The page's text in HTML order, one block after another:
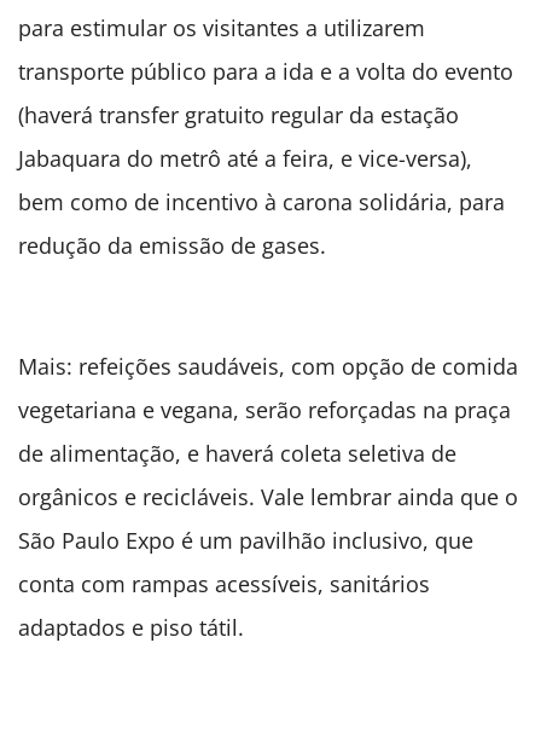
para estimular os visitantes a utilizarem
transporte público para a ida e a volta do evento
(haverá transfer gratuito regular da estação
Jabaquara do metrô até a feira, e vice-versa),
bem como de incentivo à carona solidária, para
redução da emissão de gases.
Mais: refeições saudáveis, com opção de comida
vegetariana e vegana, serão reforçadas na praça
de alimentação, e haverá coleta seletiva de
orgânicos e recicláveis. Vale lembrar ainda que o
São Paulo Expo é um pavilhão inclusivo, que
conta com rampas acessíveis, sanitários
adaptados e piso tátil.